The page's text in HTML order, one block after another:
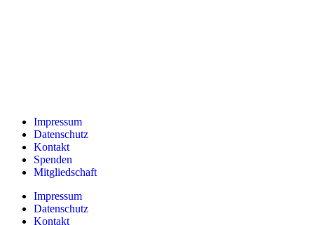
Impressum
Datenschutz
Kontakt
Spenden
Mitgliedschaft
Impressum
Datenschutz
Kontakt